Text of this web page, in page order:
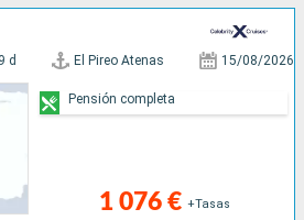
9 d El Pireo Atenas 15/08/2026
1 076 € +Tasas
Pensión completa